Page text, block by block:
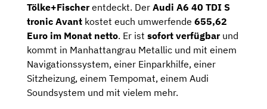
Tölke+Fischerentdeckt. Der Audi A6 40 TDI S
tronic Avant kostet euch umwerfende 655,62
Euro im Monat netto. Er ist sofort verfügbar und
kommt in Manhattangrau Metallic und mit einem
Navigationssystem, einer Einparkhilfe, einer
Sitzheizung, einem Tempomat, einem Audi
Soundsystem und mit vielem mehr.